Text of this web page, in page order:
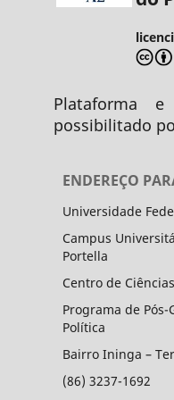
Plataforma
possibilitado
ENDEREÇO
Universidade
Campus
Portella
Centro de
Programa de
Política
Bairro Ininga –
(86) 3237-1692